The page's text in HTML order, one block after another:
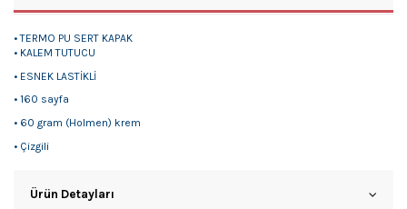
• TERMO PU SERT KAPAK
• KALEM TUTUCU
• ESNEK LASTİKLİ
• 160 sayfa
• 60 gram (Holmen) krem
• Çizgili
Ürün Detayları